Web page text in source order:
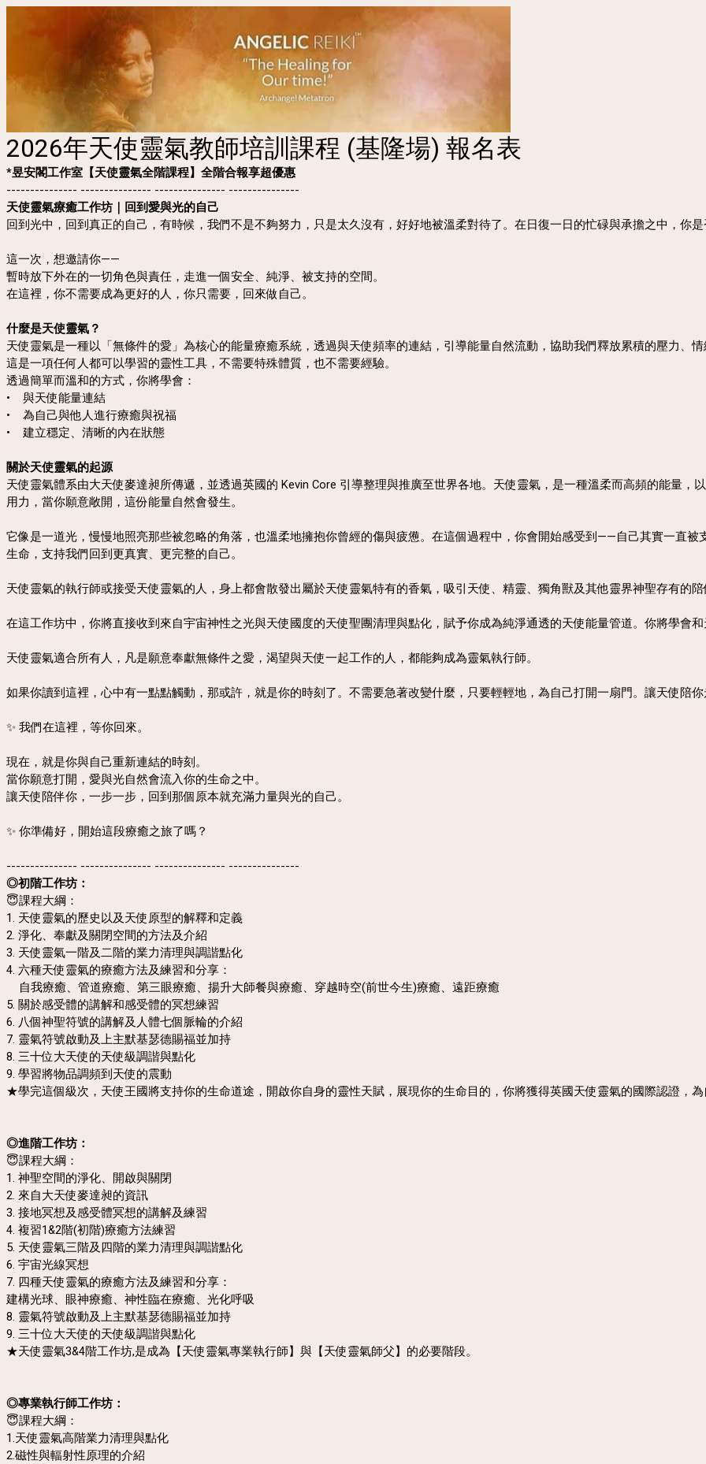
2026年天使靈氣教師培訓課程 (基隆場) 報名表
*昱安閣工作室【天使靈氣全階課程】全階合報享超優惠
--------------- --------------- --------------- ---------------
天使靈氣療癒工作坊｜回到愛與光的自己
回到光中，回到真正的自己，有時候，我們不是不夠努力，只是太久沒有，好好地被溫柔對待了。在日復一日的忙碌與承擔之中，你
這一次，想邀請你——
暫時放下外在的一切角色與責任，走進一個安全、純淨、被支持的空間。
在這裡，你不需要成為更好的人，你只需要，回來做自己。
什麼是天使靈氣？
天使靈氣是一種以「無條件的愛」為核心的能量療癒系統，透過與天使頻率的連結，引導能量自然流動，協助我們釋放累積的壓力、
這是一項任何人都可以學習的靈性工具，不需要特殊體質，也不需要經驗。
透過簡單而溫和的方式，你將學會：
• 與天使能量連結
• 為自己與他人進行療癒與祝福
• 建立穩定、清晰的內在狀態
關於天使靈氣的起源
天使靈氣體系由大天使麥達昶所傳遞，並透過英國的 Kevin Core 引導整理與推廣至世界各地。天使靈氣，是一種溫柔而高頻的能量
用力，當你願意敞開，這份能量自然會發生。
它像是一道光，慢慢地照亮那些被忽略的角落，也溫柔地擁抱你曾經的傷與疲憊。在這個過程中，你會開始感受到——自己其實一直
生命，支持我們回到更真實、更完整的自己。
天使靈氣的執行師或接受天使靈氣的人，身上都會散發出屬於天使靈氣特有的香氣，吸引天使、精靈、獨角獸及其他靈界神聖存有的
在這工作坊中，你將直接收到來自宇宙神性之光與天使國度的天使聖團清理與點化，賦予你成為純淨通透的天使能量管道。你將學會
天使靈氣適合所有人，凡是願意奉獻無條件之愛，渴望與天使一起工作的人，都能夠成為靈氣執行師。
如果你讀到這裡，心中有一點點觸動，那或許，就是你的時刻了。不需要急著改變什麼，只要輕輕地，為自己打開一扇門。讓天使陪
✨ 我們在這裡，等你回來。
現在，就是你與自己重新連結的時刻。
當你願意打開，愛與光自然會流入你的生命之中。
讓天使陪伴你，一步一步，回到那個原本就充滿力量與光的自己。
✨ 你準備好，開始這段療癒之旅了嗎？
--------------- --------------- --------------- ---------------
◎初階工作坊：
😇課程大綱：
1. 天使靈氣的歷史以及天使原型的解釋和定義
2. 淨化、奉獻及關閉空間的方法及介紹
3. 天使靈氣一階及二階的業力清理與調諧點化
4. 六種天使靈氣的療癒方法及練習和分享：
自我療癒、管道療癒、第三眼療癒、揚升大師餐與療癒、穿越時空(前世今生)療癒、遠距療癒
5. 關於感受體的講解和感受體的冥想練習
6. 八個神聖符號的講解及人體七個脈輪的介紹
7. 靈氣符號啟動及上主默基瑟德賜福並加持
8. 三十位大天使的天使級調諧與點化
9. 學習將物品調頻到天使的震動
★學完這個級次，天使王國將支持你的生命道途，開啟你自身的靈性天賦，展現你的生命目的，你將獲得英國天使靈氣的國際認證，
◎進階工作坊：
😇課程大綱：
1. 神聖空間的淨化、開啟與關閉
2. 來自大天使麥達昶的資訊
3. 接地冥想及感受體冥想的講解及練習
4. 複習1&2階(初階)療癒方法練習
5. 天使靈氣三階及四階的業力清理與調諧點化
6. 宇宙光線冥想
7. 四種天使靈氣的療癒方法及練習和分享：
建構光球、眼神療癒、神性臨在療癒、光化呼吸
8. 靈氣符號啟動及上主默基瑟德賜福並加持
9. 三十位大天使的天使級調諧與點化
★天使靈氣3&4階工作坊,是成為【天使靈氣專業執行師】與【天使靈氣師父】的必要階段。
◎專業執行師工作坊：
😇課程大綱：
1.天使靈氣高階業力清理與點化
2.磁性與輻射性原理的介紹